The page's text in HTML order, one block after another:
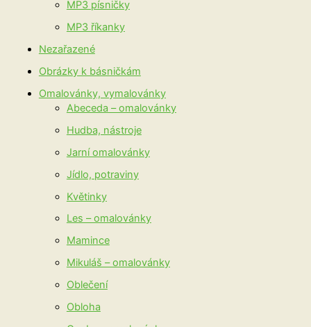
MP3 písničky
MP3 říkanky
Nezařazené
Obrázky k básničkám
Omalovánky, vymalovánky
Abeceda – omalovánky
Hudba, nástroje
Jarní omalovánky
Jídlo, potraviny
Květinky
Les – omalovánky
Mamince
Mikuláš – omalovánky
Oblečení
Obloha